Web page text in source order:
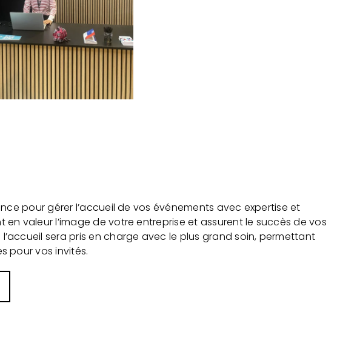
pour gérer l’accueil de vos événements avec expertise et
valeur l’image de votre entreprise et assurent le succès de vos
sera pris en charge avec le plus grand soin, permettant
pour vos invités.